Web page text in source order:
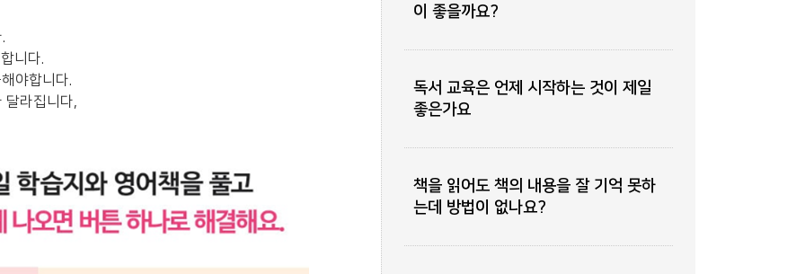
니다.
야합니다.
달라집니다,
이 좋을까요?
독서 교육은 언제 시작하는 것이 제일
좋은가요
책을 읽어도 책의 내용을 잘 기억 못하
는데 방법이 없나요?